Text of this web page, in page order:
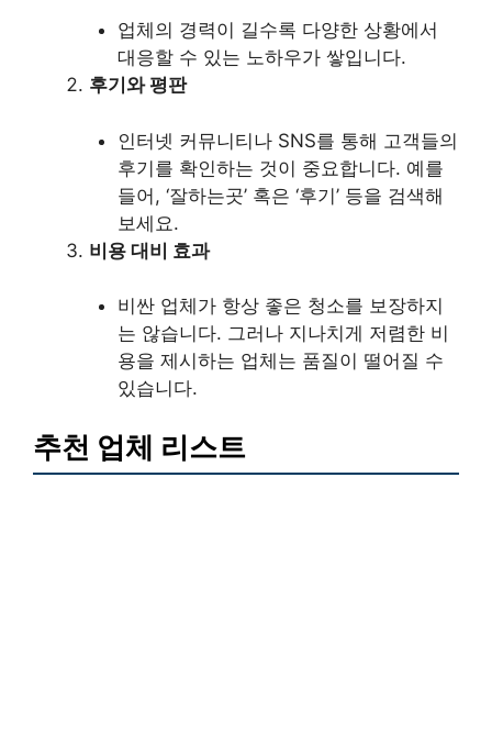
업체의 경력이 길수록 다양한 상황에서
대응할 수 있는 노하우가 쌓입니다.
후기와 평판
인터넷 커뮤니티나 SNS를 통해 고객들의
후기를 확인하는 것이 중요합니다. 예를
들어, ‘잘하는곳’ 혹은 ‘후기’ 등을 검색해
보세요.
비용 대비 효과
비싼 업체가 항상 좋은 청소를 보장하지
는 않습니다. 그러나 지나치게 저렴한 비
용을 제시하는 업체는 품질이 떨어질 수
있습니다.
추천 업체 리스트